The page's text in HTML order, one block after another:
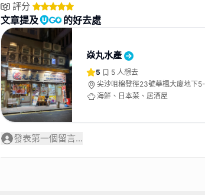
評分
文章提及 的好去處
焱丸水產
5 5 人想去
尖沙咀棉登徑23號華楓大廈地下
海鮮、日本菜、居酒屋
發表第一個留言...